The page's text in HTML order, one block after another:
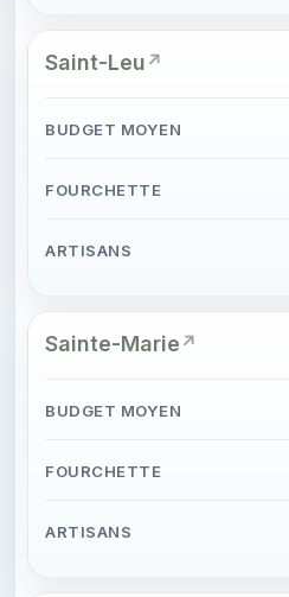
Saint-Leu
Sainte-Marie